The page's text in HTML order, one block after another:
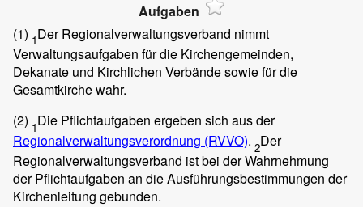
Aufgaben
(1) 1Der Regionalverwaltungsverband nimmt
Verwaltungsaufgaben für die Kirchengemeinden,
Dekanate und Kirchlichen Verbände sowie für die
Gesamtkirche wahr.
(2) 1Die Pflichtaufgaben ergeben sich aus der
Regionalverwaltungsverordnung (RVVO). 2Der
Regionalverwaltungsverband ist bei der Wahrnehmung
der Pflichtaufgaben an die Ausführungsbestimmungen der
Kirchenleitung gebunden.